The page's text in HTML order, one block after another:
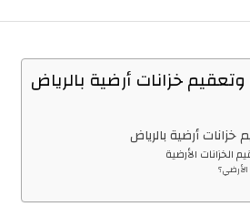
خزانات أرضية بالرياض
أرضية بالرياض
الأرضية